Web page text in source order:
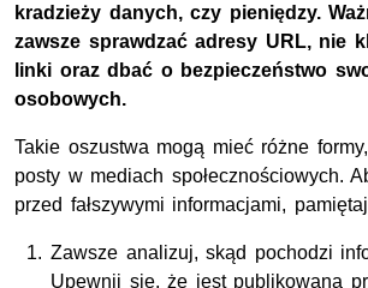
kradzieży danych, czy pieniędzy.
zawsze sprawdzać adresy URL, nie
linki oraz dbać o bezpieczeństwo
osobowych.
Takie oszustwa mogą mieć różne
posty w mediach społecznościowych.
przed fałszywymi informacjami,
Zawsze analizuj, skąd pochodzi
Upewnij się, że jest publikowana